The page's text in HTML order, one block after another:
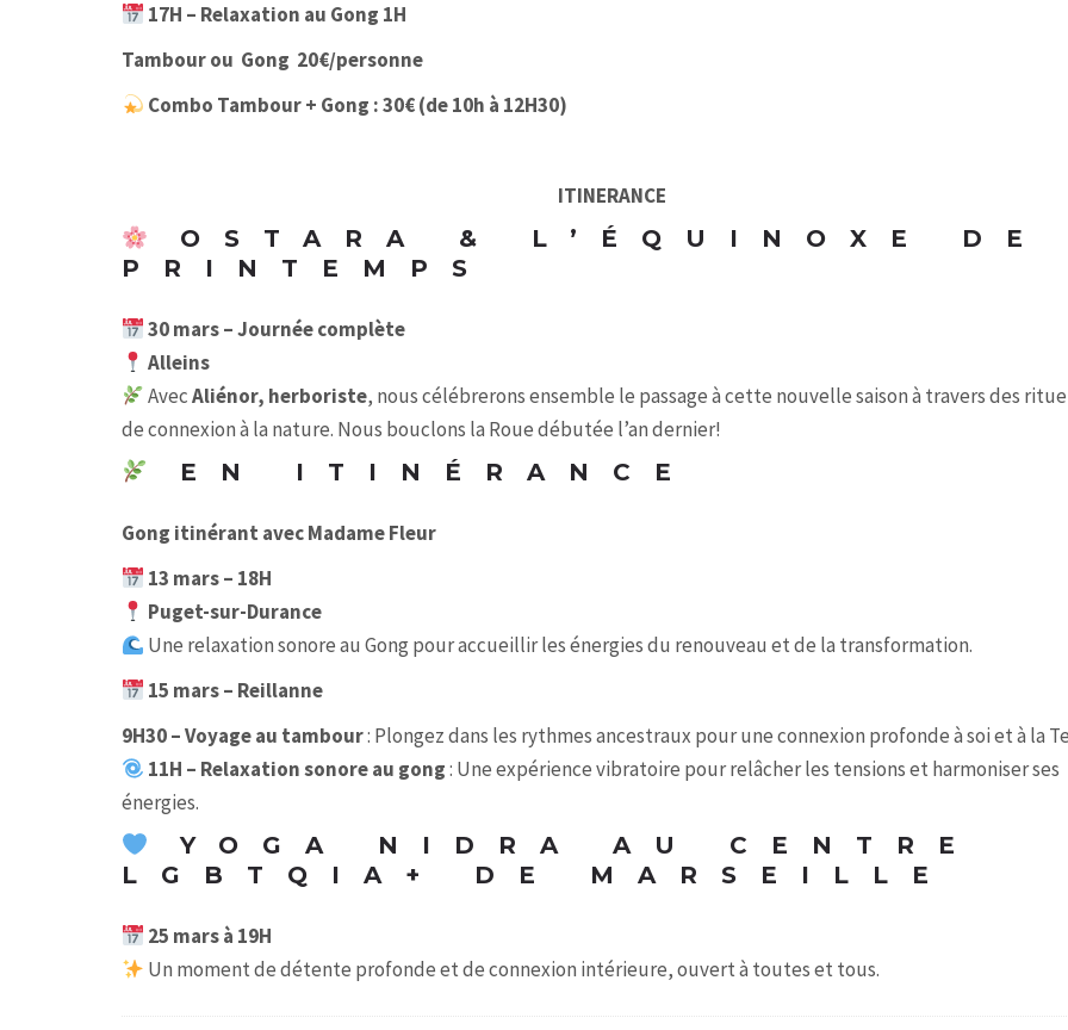
17H – Relaxation au Gong 1H
Tambour ou Gong 20€/personne
Combo Tambour + Gong : 30€ (de 10h à 12H30)
ITINERANCE
OSTARA & L’ÉQUINOXE DE
PRINTEMPS
30 mars – Journée complète
Alleins
AvecAliénor, herboriste, nous célébrerons ensemble le passage à cette nouvelle saison à travers des
de connexion à la nature. Nous bouclons la Roue débutée l’an dernier!
EN ITINÉRANCE
Gong itinérant avec Madame Fleur
13 mars – 18H
Puget-sur-Durance
Une relaxation sonore au Gong pour accueillir les énergies du renouveau et de la transformation.
15 mars – Reillanne
9H30 – Voyage au tambour: Plongez dans les rythmes ancestraux pour une connexion profonde à soi et à la
11H – Relaxation sonore au gong: Une expérience vibratoire pour relâcher les tensions et harmoniser ses
énergies.
YOGA NIDRA AU CENTRE
LGBTQIA+ DE MARSEILLE
25 mars à 19H
Un moment de détente profonde et de connexion intérieure, ouvert à toutes et tous.